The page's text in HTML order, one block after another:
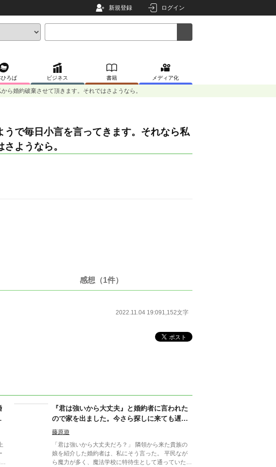
新規登録 ログイン
ろば ビジネス 書籍 メディア化
ら婚約破棄させて頂きます。それではさようなら。
で毎日小言を言ってきます。それなら私
ようなら。
感想（1件）
2022.11.04 19:091,152文字
『君は強いから大丈夫』と婚約者に言われた
ので家を出ました。今さら探しに来ても遅い
です
藤原遊
「君は強いから大丈夫だろ？」 隣領から来た貴族の
娘を紹介した婚約者は、私にそう言った。 平民なが
ら魔力が多く、魔法学校に特待生として通っていた私